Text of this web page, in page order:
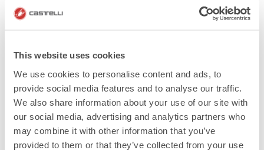
This website uses cookies
We use cookies to personalise content and ads, to
provide social media features and to analyse our traffic.
We also share information about your use of our site with
our social media, advertising and analytics partners who
may combine it with other information that you’ve
provided to them or that they’ve collected from your use
• No-sew race number window to prevent number
• Extra-long legs with flat leg endings with PU grip
elastic on the inside
500€/piece. Minimum order: 10 pieces.
Do you need more information? Contact us at
info@castelli-cycling.com